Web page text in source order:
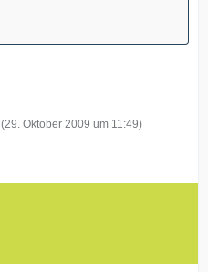
(29. Oktober 2009 um 11:49)